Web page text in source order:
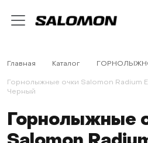
Главная Каталог
Горнолыжные очки Salomon Radium
Черный
Горнолыжные